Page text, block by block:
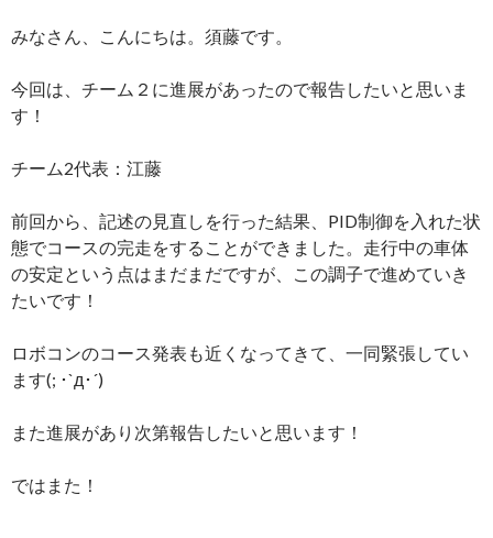
みなさん、こんにちは。須藤です。
今回は、チーム２に進展があったので報告したいと思いま
す！
チーム2代表：江藤
前回から、記述の見直しを行った結果、PID制御を入れた状
態でコースの完走をすることができました。走行中の車体
の安定という点はまだまだですが、この調子で進めていき
たいです！
ロボコンのコース発表も近くなってきて、一同緊張してい
ます(; ･`д･´)
また進展があり次第報告したいと思います！
ではまた！